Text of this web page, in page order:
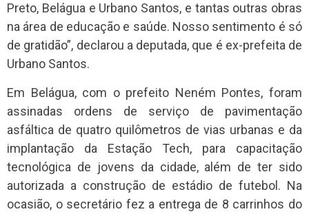
Preto, Belágua e Urbano Santos, e tantas outras obras
na área de educação e saúde. Nosso sentimento é só
de gratidão”, declarou a deputada, que é ex-prefeita de
Urbano Santos.
Em Belágua, com o prefeito Neném Pontes, foram
assinadas ordens de serviço de pavimentação
asfáltica de quatro quilômetros de vias urbanas e da
implantação da Estação Tech, para capacitação
tecnológica de jovens da cidade, além de ter sido
autorizada a construção de estádio de futebol. Na
ocasião, o secretário fez a entrega de 8 carrinhos do